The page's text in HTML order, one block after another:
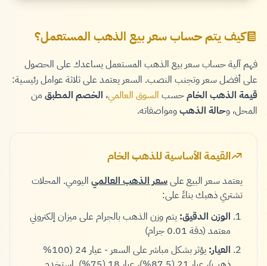
كيف يتم حساب سعر بيع الذهب المستعمل؟
فهم آلية حساب سعر بيع الذهب المستعمل يساعدك على الحصول
على أفضل سعر وتجنب النصب. السعر يعتمد على ثلاثة عوامل رئيسية:
قيمة الذهب الخامحسب السوق العالمي، الخصم المطبق من
المحل، وحالة الذهبومواصفاته.
القيمة الأساسية للذهب الخام
يعتمد سعر البيع علىسعر الذهب العالمي اليومي. المحلات
تشتري ذهبك بناءً على:
الوزن الدقيق: يتم وزن الذهب بالجرام على ميزان إلكتروني
معتمد (دقة 0.01 جرام)
العيار:
يؤثر بشكل مباشر على السعر - عيار 24 (100%